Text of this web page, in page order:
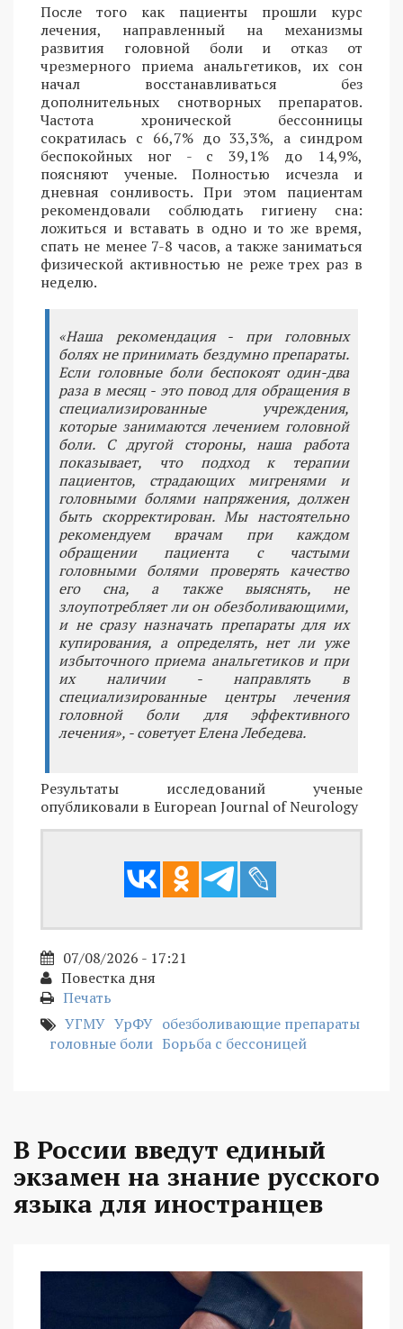
После того как пациенты прошли курс
лечения, направленный на механизмы
развития головной боли и отказ от
чрезмерного приема анальгетиков, их сон
начал восстанавливаться без
дополнительных снотворных препаратов.
Частота хронической бессонницы
сократилась с 66,7% до 33,3%, а синдром
беспокойных ног - с 39,1% до 14,9%,
поясняют ученые. Полностью исчезла и
дневная сонливость. При этом пациентам
рекомендовали соблюдать гигиену сна:
ложиться и вставать в одно и то же время,
спать не менее 7-8 часов, а также заниматься
физической активностью не реже трех раз в
неделю.
«Наша рекомендация - при головных
болях не принимать бездумно препараты.
Если головные боли беспокоят один-два
раза в месяц - это повод для обращения в
специализированные учреждения,
которые занимаются лечением головной
боли. С другой стороны, наша работа
показывает, что подход к терапии
пациентов, страдающих мигренями и
головными болями напряжения, должен
быть скорректирован. Мы настоятельно
рекомендуем врачам при каждом
обращении пациента с частыми
головными болями проверять качество
его сна, а также выяснять, не
злоупотребляет ли он обезболивающими,
и не сразу назначать препараты для их
купирования, а определять, нет ли уже
избыточного приема анальгетиков и при
их наличии - направлять в
специализированные центры лечения
головной боли для эффективного
лечения», - советует Елена Лебедева.
Результаты исследований ученые
опубликовали в European Journal of Neurology
07/08/2026 - 17:21
Повестка дня
Печать
УГМУ УрФУ обезболивающие препараты
головные боли Борьба с бессоницей
В России введут единый
экзамен на знание русского
языка для иностранцев